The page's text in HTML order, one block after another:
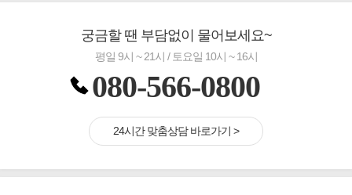
궁금할 땐 부담없이 물어보세요~
평일 9시 ~ 21시 / 토요일 10시 ~ 16시
080-566-0800
24시간 맞춤상담 바로가기 >